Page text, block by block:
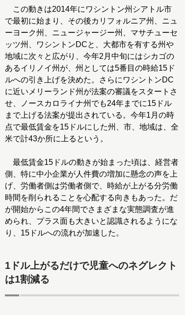
この動きは2014年にワシントン州シアトル市
で最初に始まり、その後カリフォルニア州、ニュ
ーヨーク州、ニュージャージー州、マサチューセ
ッツ州、ワシントンDCと、大都市を有する州や
地域に次々と広がり、今年2月中旬にはシカゴの
あるイリノイ州が、州としては5番目の時給15ド
ルへの引き上げを決めた。さらにワシントンDC
に近いメリーランド州が法案の審議をスタートさ
せ、ノースカロライナ州でも24年までに15ドル
まで上げる法案が提出されている。今年1月の時
点で最低賃金を15ドルにした州、市、地域は、全
米で計43か所に上るという。
最低賃金15ドルの動きが始まった頃は、経営者
側、特に中小企業が人件費の増加に懸念の声を上
げ、労働者側は労働者側で、時給が上がる分労働
時間を削られることを心配する向きもあった。だ
が開始からこの4年間でさまざまな実態調査が進
められ、プラス面も大きいと認識されるようにな
り、15ドルへの流れが加速した。
1ドル上がるだけで児童へのネグレクト
は1割減る